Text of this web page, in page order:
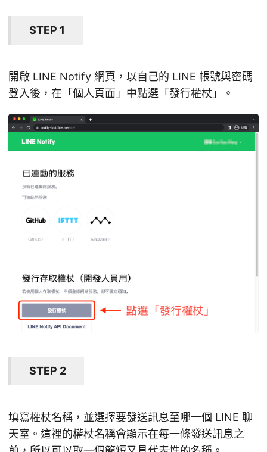
STEP 1
開啟 LINE Notify 網頁，以自己的 LINE 帳號與密碼
登入後，在「個人頁面」中點選「發行權杖」。
STEP 2
填寫權杖名稱，並選擇要發送訊息至哪一個 LINE 聊
天室。這裡的權杖名稱會顯示在每一條發送訊息之